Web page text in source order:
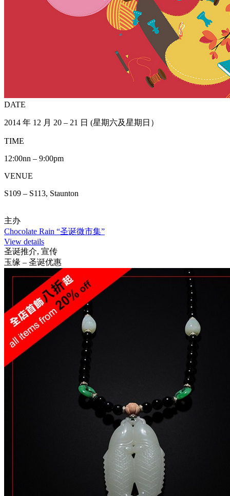
DATE
2014 年 12 月 20 – 21 日 (星期六及星期日）
TIME
12:00nn – 9:00pm
VENUE
S109 – S113, Staunton
主办
Chocolate Rain “圣诞微市集”
View details
圣诞推介, 宣传
玉缘 – 圣诞优惠